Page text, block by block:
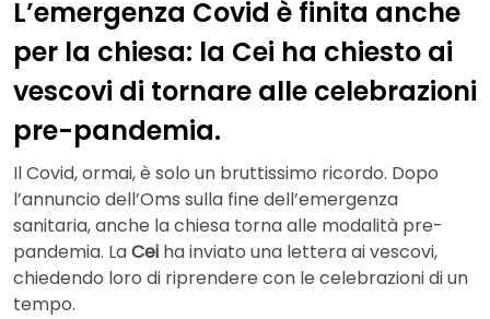
L’emergenza Covid è finita anche
per la chiesa: la Cei ha chiesto ai
vescovi di tornare alle celebrazioni
pre-pandemia.
Il Covid, ormai, è solo un bruttissimo ricordo. Dopo
l’annuncio dell’Oms sulla fine dell’emergenza
sanitaria, anche la chiesa torna alle modalità pre-
pandemia. LaCei ha inviato una lettera ai vescovi,
chiedendo loro di riprendere con le celebrazioni di un
tempo.